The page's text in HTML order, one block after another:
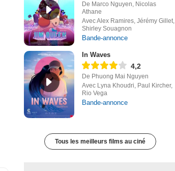
De Marco Nguyen, Nicolas
Athane
Avec Alex Ramires, Jérémy Gillet,
Shirley Souagnon
Bande-annonce
In Waves
4,2
De Phuong Mai Nguyen
Avec Lyna Khoudri, Paul Kircher,
Rio Vega
Bande-annonce
Tous les meilleurs films au ciné